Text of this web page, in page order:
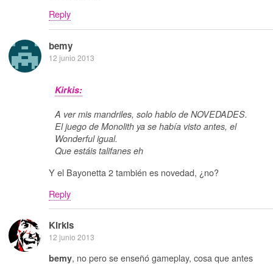
Reply
bemy
12 junio 2013
Kirkis:
A ver mis mandriles, solo hablo de NOVEDADES.
El juego de Monolith ya se había visto antes, el
Wonderful igual.
Que estáis talifanes eh
Y el Bayonetta 2 también es novedad, ¿no?
Reply
Kirkis
12 junio 2013
bemy, no pero se enseñó gameplay, cosa que antes